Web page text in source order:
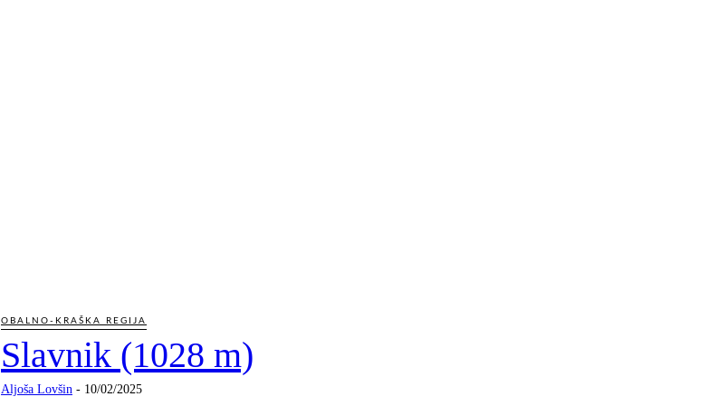
OBALNO-KRAŠKA REGIJA
Slavnik (1028 m)
Aljoša Lovšin - 10/02/2025